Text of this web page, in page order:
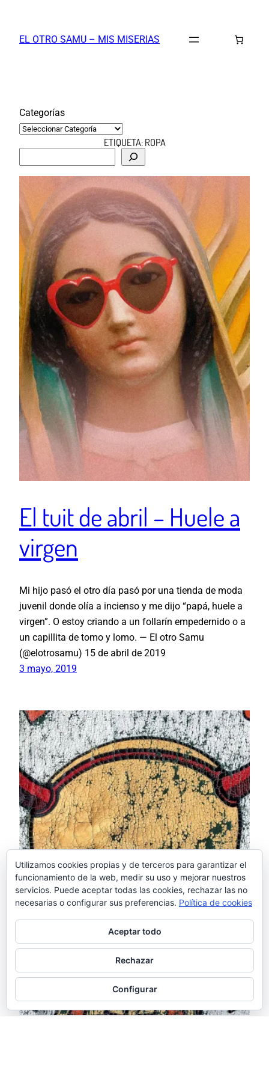
contenido
EL OTRO SAMU – MIS MISERIAS
Categorías
ETIQUETA:ROPA
c
El tuit de abril – Huele a
virgen
Mi hijo pasó el otro día pasó por una tienda de moda
juvenil donde olía a incienso y me dijo “papá, huele a
virgen”. O estoy criando a un follarín empedernido o a
un capillita de tomo y lomo. — El otro Samu
(@elotrosamu) 15 de abril de 2019
3 mayo, 2019
Utilizamos cookies propias y de terceros para garantizar el
funcionamiento de la web, medir su uso y mejorar nuestros
servicios. Puede aceptar todas las cookies, rechazar las no
necesarias o configurar sus preferencias. Política de cookies
Aceptar todo
Rechazar
Configurar